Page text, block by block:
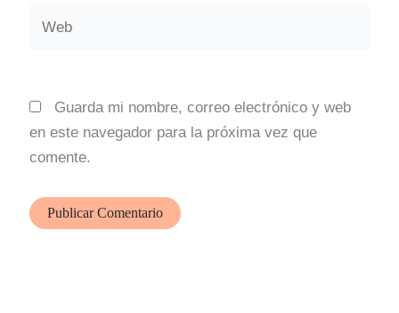
Guarda mi nombre, correo electrónico y web
en este navegador para la próxima vez que
comente.